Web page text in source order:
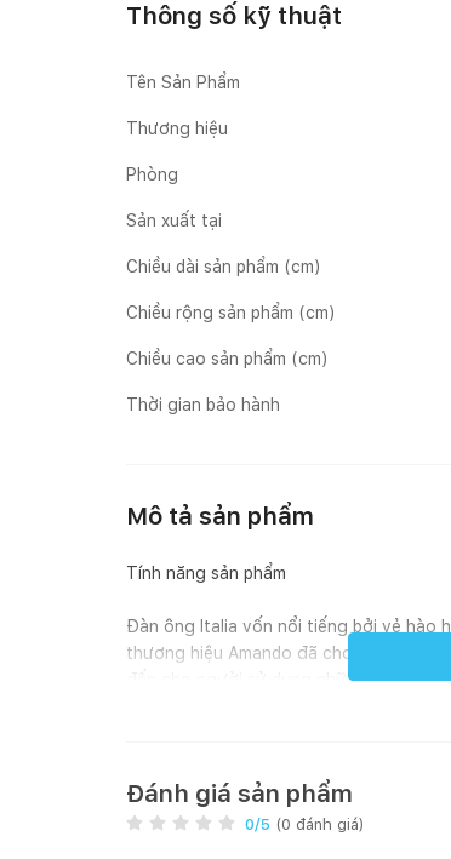
Thông số kỹ thuật
Tên Sản Phẩm
Thương hiệu
Phòng
Sản xuất tại
Chiều dài sản phẩm (cm)
Chiều rộng sản phẩm (cm)
Chiều cao sản phẩm (cm)
Thời gian bảo hành
Mô tả sản phẩm
Tính năng sản phẩm
Đàn ông Italia vốn nổi tiếng bởi vẻ hào
thương hiệu Amando đã cho ra đời sản
đến cho người sử dụng những trải
Nệm hội tụ tính năng ưu việt như độ
Đánh giá sản phẩm
0/5 (0 đánh giá)